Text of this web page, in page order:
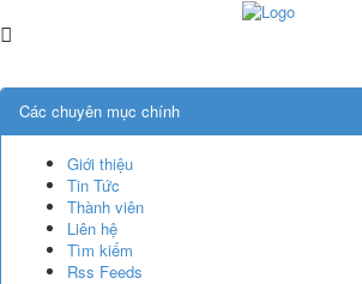
Các chuyên mục chính
Giới thiệu
Tin Tức
Thành viên
Liên hệ
Tìm kiếm
Rss Feeds